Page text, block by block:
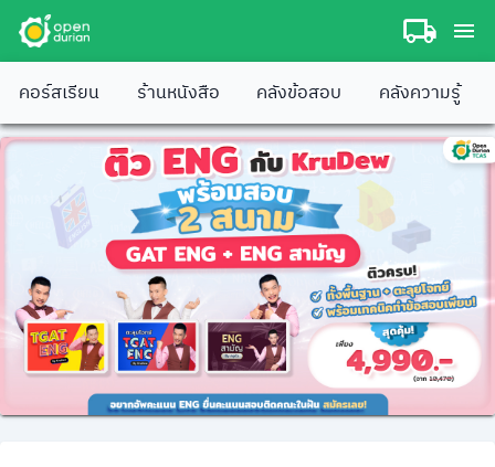
คอร์สเรียน ร้านหนังสือ คลังข้อสอบ คลังความรู้